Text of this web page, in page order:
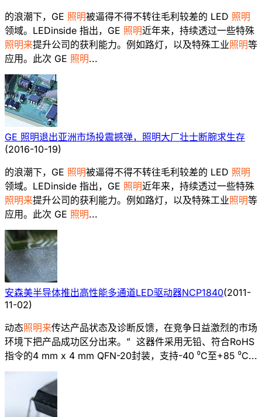
的浪潮下，GE 照明被逼得不得不转往毛利较差的 LED 照明
领域。LEDinside 指出，GE 照明近年来，持续透过一些特殊
照明来提升公司的获利能力。例如路灯，以及特殊工业照明等
应用。此次 GE 照明...
GE 照明退出亚洲市场投震撼弹，照明大厂壮士断腕求生存
(2016-10-19)
的浪潮下，GE 照明被逼得不得不转往毛利较差的 LED 照明
领域。LEDinside 指出，GE 照明近年来，持续透过一些特殊
照明来提升公司的获利能力。例如路灯，以及特殊工业照明等
应用。此次 GE 照明...
安森美半导体推出高性能多通道LED驱动器NCP1840(2011-
11-02)
动态照明来传达产品状态及诊断反馈，在竞争日益激烈的市场
环境下把产品成功区分出来。” 这器件采用无铅、符合RoHS
指令的4 mm x 4 mm QFN-20封装，支持-40 ⁰C至+85 ⁰C...